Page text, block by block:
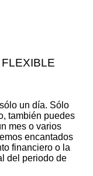
un día. Sólo
también puedes
mes o varios
encantados
financiero o la
del periodo de